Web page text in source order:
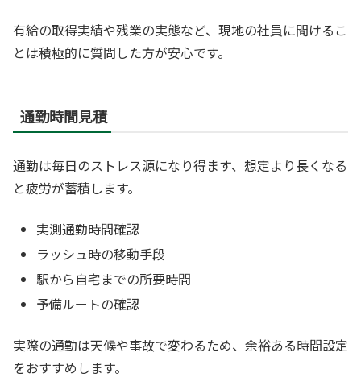
有給の取得実績や残業の実態など、現地の社員に聞けるこ
とは積極的に質問した方が安心です。
通勤時間見積
通勤は毎日のストレス源になり得ます、想定より長くなる
と疲労が蓄積します。
実測通勤時間確認
ラッシュ時の移動手段
駅から自宅までの所要時間
予備ルートの確認
実際の通勤は天候や事故で変わるため、余裕ある時間設定
をおすすめします。